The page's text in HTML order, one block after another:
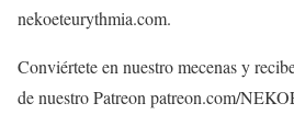
nekoeteurythmia.com.
Conviértete en nuestro mecenas y
de nuestro Patreon patreon.com/